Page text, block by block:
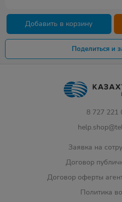
Добавить в корзину
Поделиться и
8 727 221
Заявка на
Договор
Договор оферты
Политика